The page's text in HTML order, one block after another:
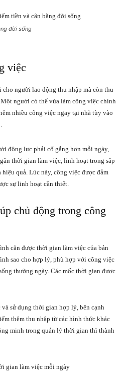
đời sống
việc
người lao động thu nhập mà còn thu
người có thể vừa làm công việc chính
nhiều công việc ngay tại nhà tùy vào
động lực phải cố gắng hơn mỗi ngày,
thời gian làm việc, linh hoạt trong sắp
quả. Lúc này, công việc được đảm
sự linh hoạt cần thiết.
chủ động trong công
căn được thời gian làm việc của bản
sao cho hợp lý, phù hợp với công việc
thường ngày. Các mốc thời gian được
sử dụng thời gian hợp lý, bên cạnh
thêm thu nhập từ các hình thức khác
minh trong quản lý thời gian thì thành